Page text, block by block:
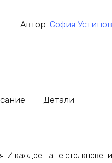
Автор: София
Детали
И каждое наше